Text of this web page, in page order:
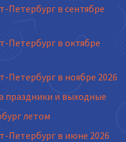
Петербург в сентябре
Петербург в октябре
Петербург в ноябре 2026
праздники и выходные
летом
Петербург в июне 2026